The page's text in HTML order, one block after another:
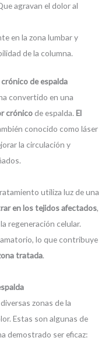
agravan el dolor al
en la zona lumbar y
de la columna.
de espalda
convertido en una
crónico de espalda.El
conocido como láser
la circulación y
utiliza luz de una
en los tejidos afectados,
regeneración celular.
lo que contribuye
tratada.
zonas de la
Estas son algunas de
demostrado ser eficaz: